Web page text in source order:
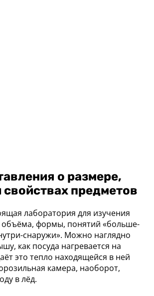
о размере,
предметов
лаборатория для изучения
объёма, формы, понятий «больше-
снаружи». Можно наглядно
как посуда нагревается на
это тепло находящейся в ней
камера, наоборот,
в лёд.